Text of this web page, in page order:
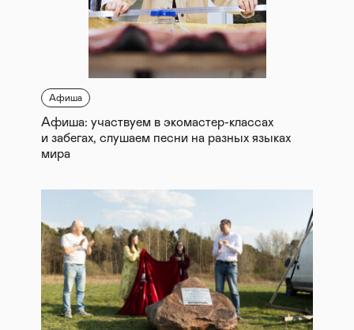
Афиша
Афиша: участвуем в экомастер-классах
и забегах, слушаем песни на разных языках
мира